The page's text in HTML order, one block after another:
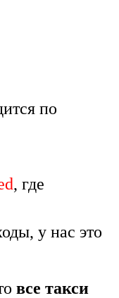
по
, где
у нас это
все такси